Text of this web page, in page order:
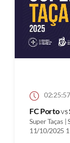
02:25:57
FC Portovs
Super Taças
11/10/2025